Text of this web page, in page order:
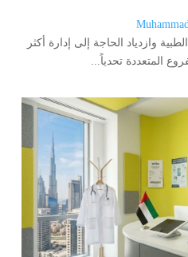
وازدياد الحاجة إلى إدارة أكثر
المتعددة تحدياً...